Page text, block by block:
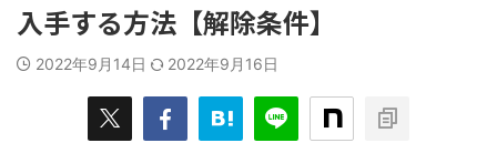
入手する方法【解除条件】
2022年9月14日 2022年9月16日